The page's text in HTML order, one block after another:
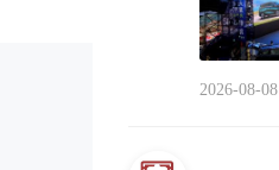
2026-08-08